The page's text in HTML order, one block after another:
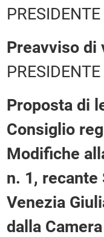
Preavviso di
Proposta di
Consiglio
Modifiche
n. 1,
Venezia
dalla